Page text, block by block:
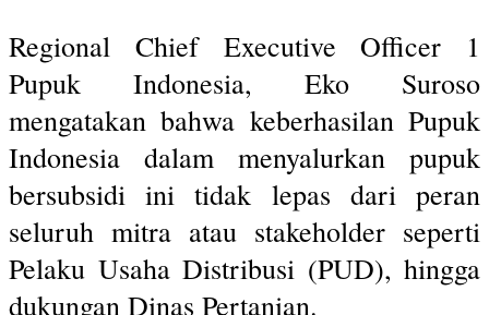
Regional Chief Executive Officer 1
Pupuk Indonesia, Eko Suroso
mengatakan bahwa keberhasilan Pupuk
Indonesia dalam menyalurkan pupuk
bersubsidi ini tidak lepas dari peran
seluruh mitra atau stakeholder seperti
Pelaku Usaha Distribusi (PUD), hingga
dukungan Dinas Pertanian.